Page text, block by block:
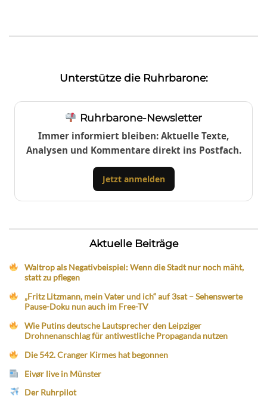
Unterstütze die Ruhrbarone:
Ruhrbarone-Newsletter
Immer informiert bleiben: Aktuelle Texte,
Analysen und Kommentare direkt ins Postfach.
Jetzt anmelden
Aktuelle Beiträge
Waltrop als Negativbeispiel: Wenn die Stadt nur noch mäht,
statt zu pflegen
„Fritz Litzmann, mein Vater und ich“ auf 3sat – Sehenswerte
Pause-Doku nun auch im Free-TV
Wie Putins deutsche Lautsprecher den Leipziger
Drohnenanschlag für antiwestliche Propaganda nutzen
Die 542. Cranger Kirmes hat begonnen
Eivør live in Münster
Der Ruhrpilot